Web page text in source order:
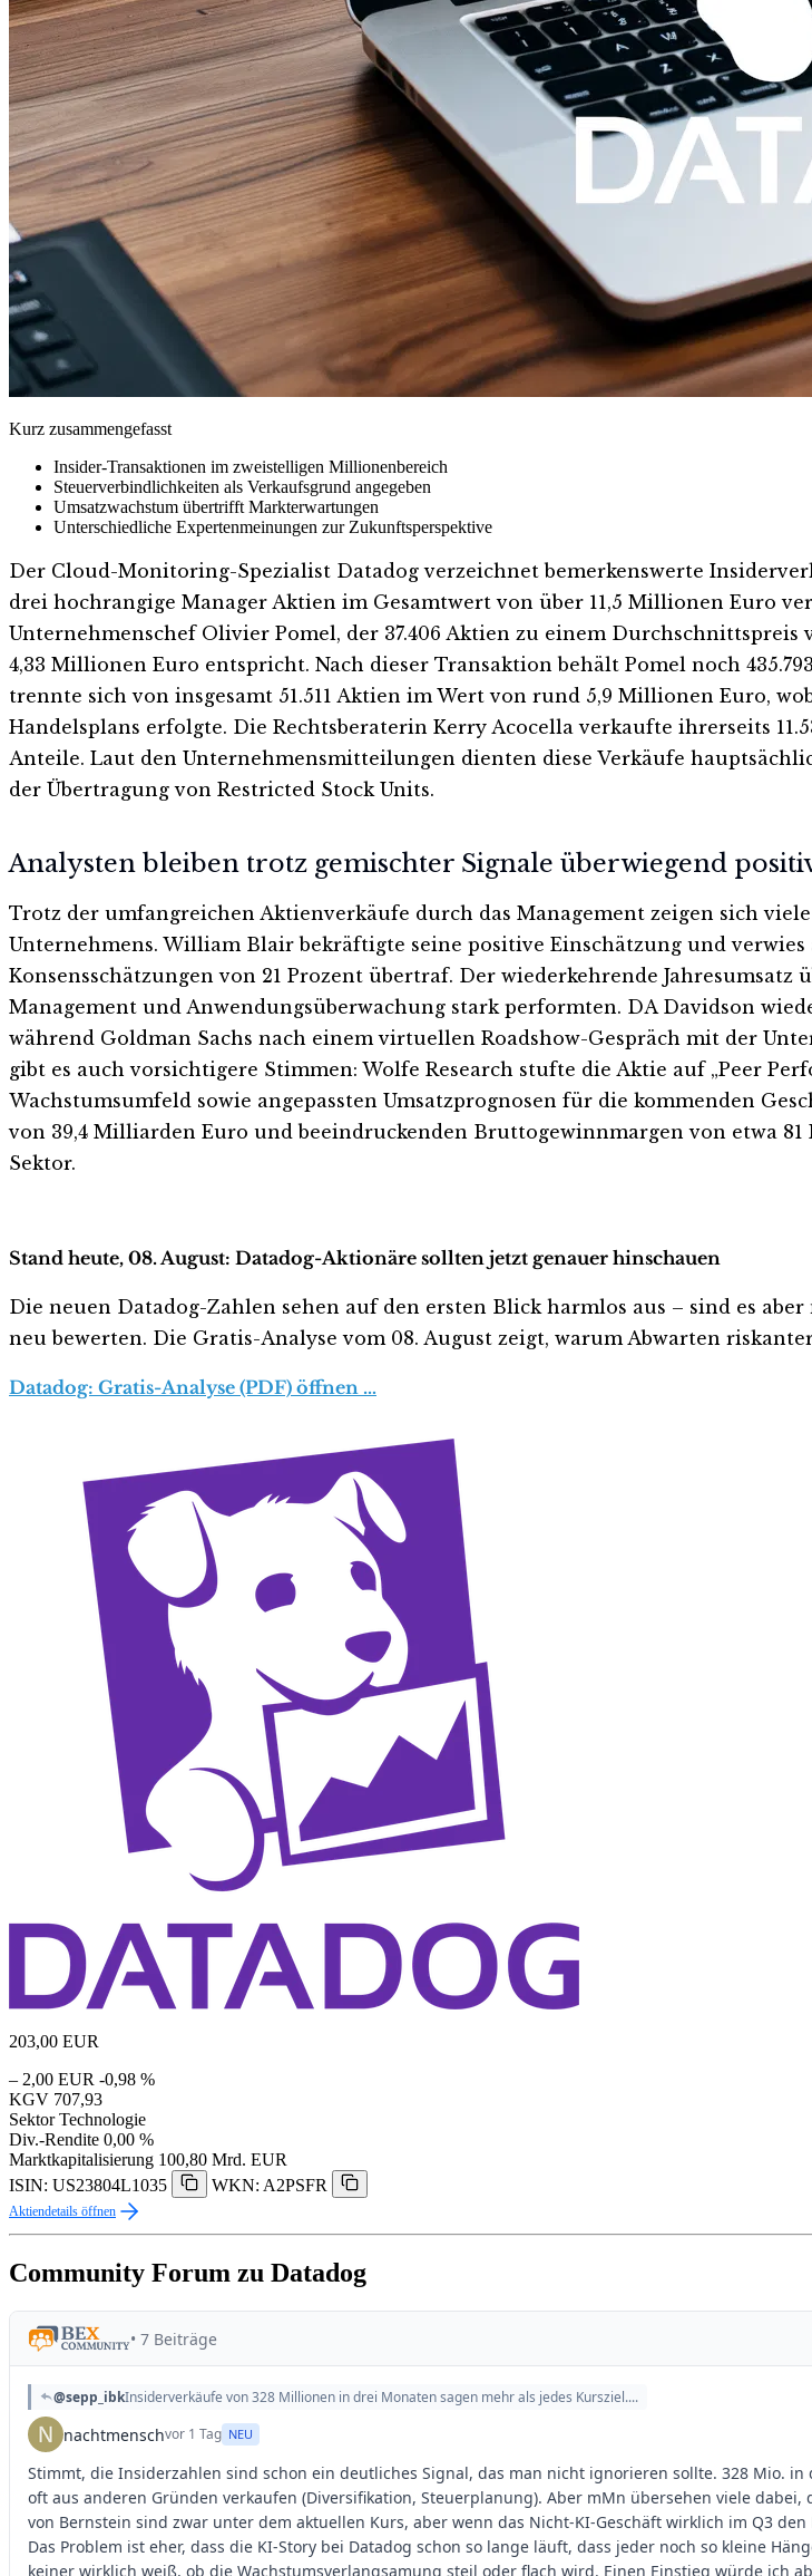
Kurz zusammengefasst
Insider-Transaktionen im zweistelligen Millionenbereich
Steuerverbindlichkeiten als Verkaufsgrund angegeben
Umsatzwachstum übertrifft Markterwartungen
Unterschiedliche Expertenmeinungen zur Zukunftsperspektive
Der Cloud-Monitoring-Spezialist Datadog verzeichnet bemerkenswerte
drei hochrangige Manager Aktien im Gesamtwert von über 11,5 Millionen Euro
Unternehmenschef Olivier Pomel, der 37.406 Aktien zu einem Durchschnittspreis
4,33 Millionen Euro entspricht. Nach dieser Transaktion behält Pomel noch
trennte sich von insgesamt 51.511 Aktien im Wert von rund 5,9 Millionen Euro,
Handelsplans erfolgte. Die Rechtsberaterin Kerry Acocella verkaufte ihrerseits
Anteile. Laut den Unternehmensmitteilungen dienten diese Verkäufe
der Übertragung von Restricted Stock Units.
Analysten bleiben trotz gemischter Signale überwiegend
Trotz der umfangreichen Aktienverkäufe durch das Management zeigen sich
Unternehmens. William Blair bekräftigte seine positive Einschätzung und verwies
Konsensschätzungen von 21 Prozent übertraf. Der wiederkehrende
Management und Anwendungsüberwachung stark performten. DA Davidson
während Goldman Sachs nach einem virtuellen Roadshow-Gespräch mit der
gibt es auch vorsichtigere Stimmen: Wolfe Research stufte die Aktie auf „Peer
Wachstumsumfeld sowie angepassten Umsatzprognosen für die kommenden
von 39,4 Milliarden Euro und beeindruckenden Bruttogewinnmargen von etwa
Sektor.
Stand heute, 08. August: Datadog-Aktionäre sollten jetzt genauer hinschauen
Die neuen Datadog-Zahlen sehen auf den ersten Blick harmlos aus – sind es
neu bewerten. Die Gratis-Analyse vom 08. August zeigt, warum Abwarten
Datadog: Gratis-Analyse (PDF) öffnen …
203,00 EUR
– 2,00 EUR -0,98 %
KGV 707,93
Sektor Technologie
Div.-Rendite 0,00 %
Marktkapitalisierung 100,80 Mrd. EUR
ISIN: US23804L1035
WKN: A2PSFR
Aktiendetails öffnen
Community Forum zu Datadog